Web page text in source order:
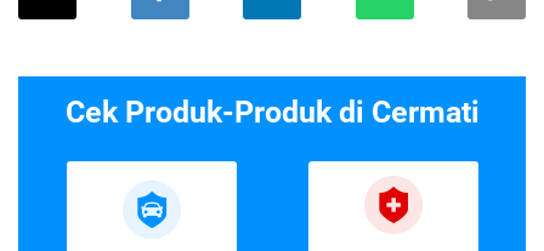
Cek Produk-Produk di Cermati